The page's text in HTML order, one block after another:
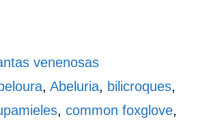
venenosas
,Abeluria, bilicroques,
,common foxglove,